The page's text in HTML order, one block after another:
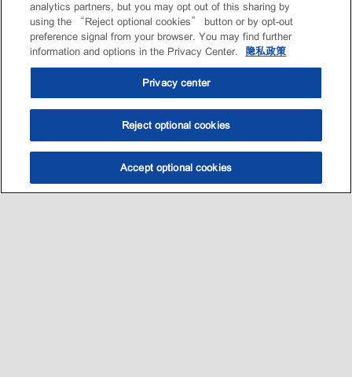
选油助手 查找门店
analytics partners, but you may opt out of this sharing by
using the “Reject optional cookies” button or by opt-out
preference signal from your browser. You may find further
information and options in the Privacy Center.
隐私政策
Privacy center
Reject optional cookies
Accept optional cookies